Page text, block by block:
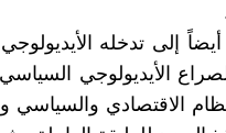
إلى تدخله
الأيديولوجي
الاقتصادي والسياسي